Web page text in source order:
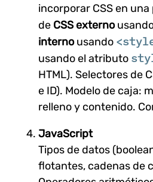
incorporar CSS en
de CSS externo
internousando
usando el atributo
HTML). Selectores de
e ID). Modelo de caja:
relleno y contenido.
JavaScript
Tipos de datos
flotantes, cadenas de